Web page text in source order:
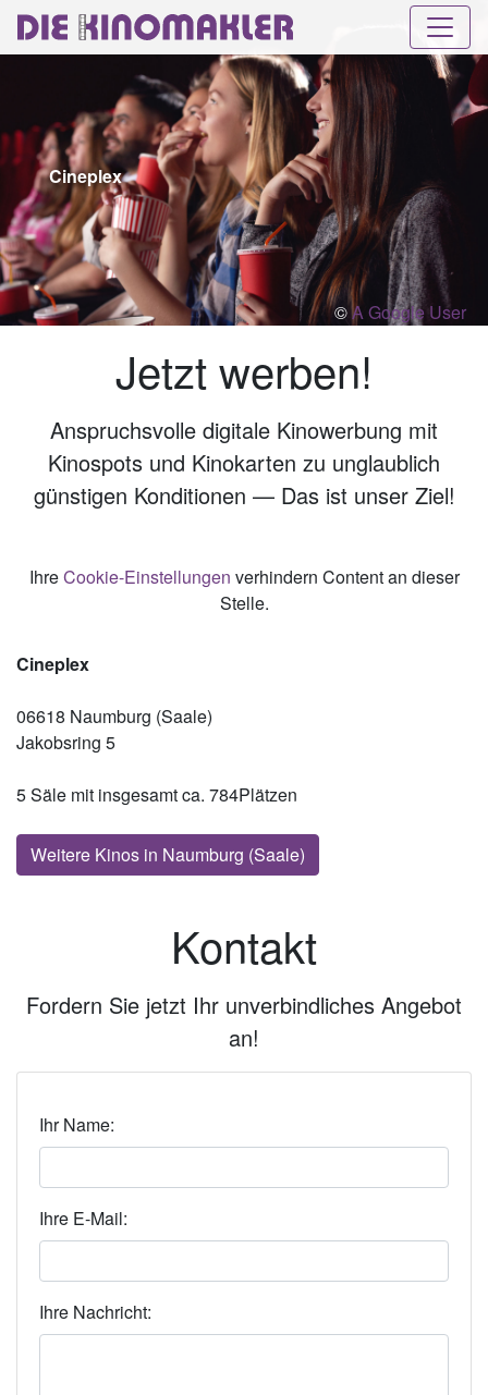
Cineplex
©A Google User
Jetzt werben!
Anspruchsvolle digitale Kinowerbung mit
Kinospots und Kinokarten zu unglaublich
günstigen Konditionen — Das ist unser Ziel!
IhreCookie-Einstellungen verhindern Content an dieser
Stelle.
Cineplex
06618 Naumburg (Saale)
Jakobsring 5
5 Säle mit insgesamt ca. 784Plätzen
Weitere Kinos in Naumburg (Saale)
Kontakt
Fordern Sie jetzt Ihr unverbindliches Angebot
an!
Ihr Name:
Ihre E-Mail:
Ihre Nachricht: